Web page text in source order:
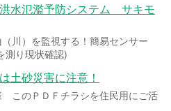
水氾濫予防システム サキモ
川）を監視する！簡易センサー
測り現状確認)
土砂災害に注意！
このＰＤＦチラシを住民用にご活